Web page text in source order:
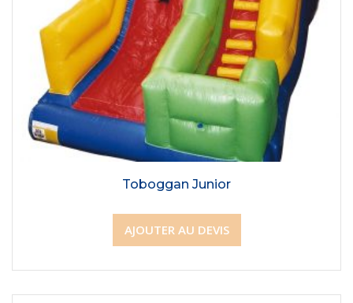
Toboggan Junior
AJOUTER AU DEVIS